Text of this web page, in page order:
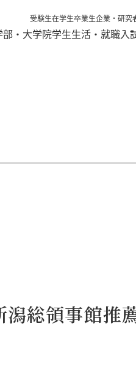
部・大学院学生生活・就職入
受験生在学生卒業生企業・研究
総領事館推